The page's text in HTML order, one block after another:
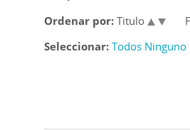
Ordenar por: Titulo
Seleccionar: Todos Ninguno